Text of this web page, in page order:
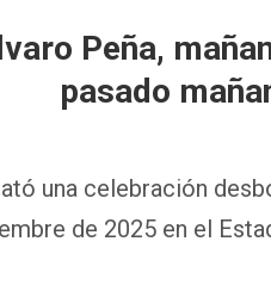
Peña,
pasado
una celebración
de 2025 en el